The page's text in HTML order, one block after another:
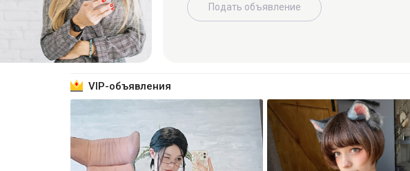
Зарегистрироваться
VIP-объявления